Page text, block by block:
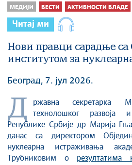
Влада Србије
Активности премијера
Активности потпредседника
Активности Владе
Косово и Метохија
Политика
Стоп корупцији
Култура и вера
Спорт
Конференције за новинаре
Интервјуи
МЕДИЈИ ВЕСТИ АКТИВНОСТИ ВЛАДЕ
Читај ми
Нови правци сарадње
институтом за
Београд, 7. јул 2026.
Д
ржавна секретарка
технолошког развоја
Републике Србије др Марија
данас са директором
нуклеарна истраживања
Трубниковим о резултатима